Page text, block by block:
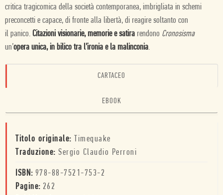
critica tragicomica della società contemporanea, imbrigliata in schemi
preconcetti e capace, di fronte alla libertà, di reagire soltanto con
il panico. Citazioni visionarie, memorie e satira rendono Cronosisma
un’opera unica, in bilico tra l’ironia e la malinconia.
CARTACEO
EBOOK
Titolo originale: Timequake
Traduzione: Sergio Claudio Perroni
ISBN: 978-88-7521-753-2
Pagine: 262